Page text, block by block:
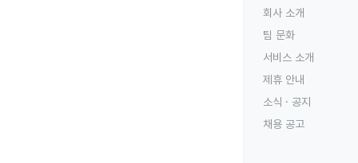
회사 소개
팀 문화
서비스 소개
제휴 안내
소식 · 공지
채용 공고